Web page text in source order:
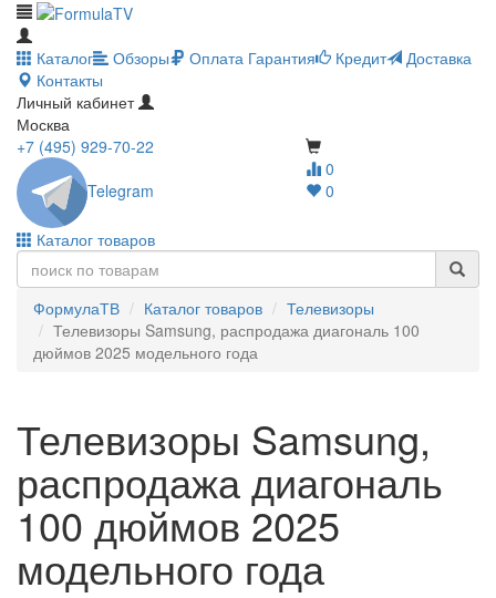
Каталог Обзоры Оплата Гарантия Кредит
Доставка
Контакты
Личный кабинет
Москва
0
0
+7 (495) 929-70-22
Telegram
Каталог товаров
ФормулаТВ Каталог товаров
Телевизоры
Телевизоры Samsung, распродажа диагональ 100
дюймов 2025 модельного года
Телевизоры Samsung,
распродажа диагональ
100 дюймов 2025
модельного года